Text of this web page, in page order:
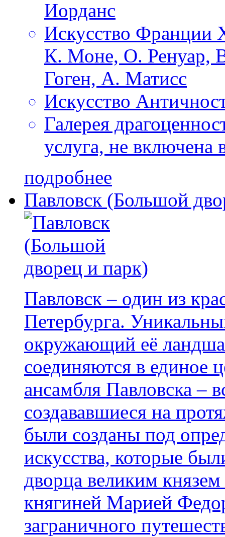
Иорданс
Искусство Франции
К. Моне, О. Ренуар,
Гоген, А. Матисс
Искусство
Галерея
услуга, не включена
подробнее
Павловск (Большой
Павловск – один из
Петербурга.
окружающий её
соединяются в единое
ансамбля Павловска –
создававшиеся на
были созданы под
искусства, которые
дворца великим
княгиней Марией
заграничного